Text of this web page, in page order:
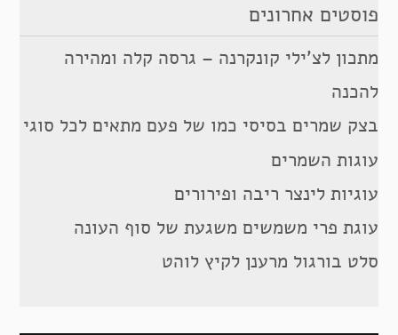
פוסטים אחרונים
מתכון לצ’ילי קונקרנה – גרסה קלה ומהירה
להכנה
בצק שמרים בסיסי כמו של פעם מתאים לכל סוגי
עוגות השמרים
עוגיות לינצר ריבה ופירורים
עוגת פרי משמשים משגעת של סוף העונה
סלט בורגול מרענן לקיץ לוהט